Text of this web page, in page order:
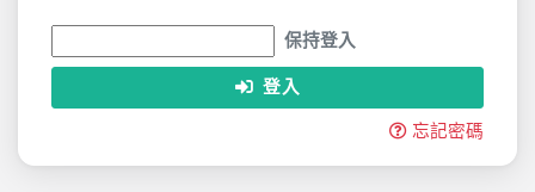
保持登入
登入
忘記密碼